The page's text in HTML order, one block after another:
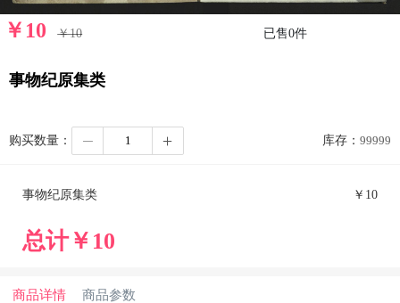
￥ 10 ￥10 已售0件
事物纪原集类
购买数量： 库存： 99999
事物纪原集类 ￥ 10
总计￥ 10
商品详情 商品参数